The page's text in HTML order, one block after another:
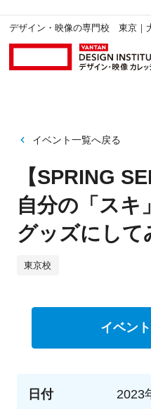
デザイン・映像の専門校 東京｜
イベント一覧へ戻る
【SPRING
自分の「スキ
グッズにして
東京校
イベン
日付
2023